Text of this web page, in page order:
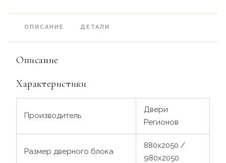
ОПИСАНИЕ ДЕТАЛИ
Описание
Характеристики
Производитель
Двери
Регионов
Размер дверного блока
880х2050 /
980х2050